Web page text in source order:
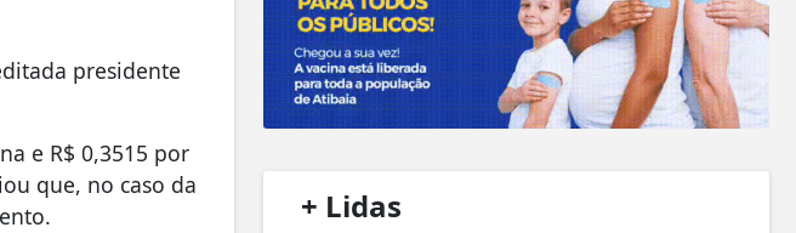
presidente
e R$ 0,3515 por
que, no caso da
+ Lidas